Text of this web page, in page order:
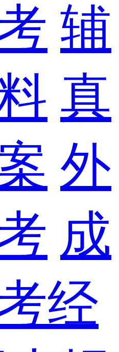
辅
真
外
成
经